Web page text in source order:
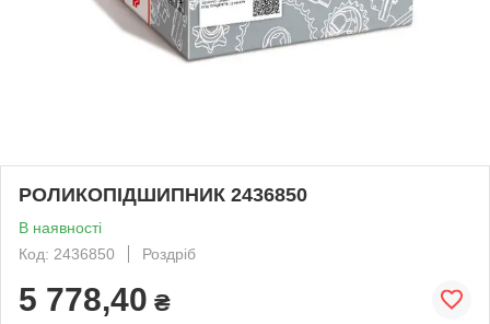
РОЛИКОПІДШИПНИК 2436850
В наявності
Код: 2436850
Роздріб
5 778,40 ₴